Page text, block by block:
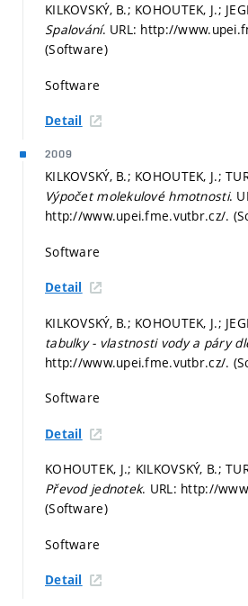
KILKOVSKÝ, B.; KOHOUTEK, J.;
Spalování. URL: http://
(Software)
Software
Detail
2009
KILKOVSKÝ, B.; KOHOUTEK, J.;
Výpočet molekulové hmotnosti.
http://www.upei.fme.vutbr.cz/.
Software
Detail
KILKOVSKÝ, B.; KOHOUTEK, J.;
tabulky - vlastnosti vody a páry
http://www.upei.fme.vutbr.cz/.
Software
Detail
KOHOUTEK, J.; KILKOVSKÝ, B.;
Převod jednotek. URL: http://
(Software)
Software
Detail